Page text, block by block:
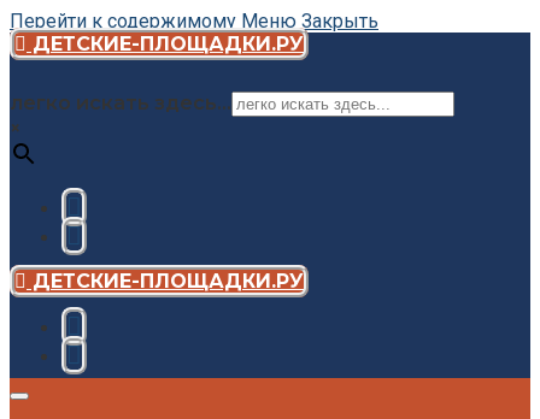
Перейти к содержимому Меню Закрыть
ДЕТСКИЕ-ПЛОЩАДКИ.РУ
легко искать здесь...
×
ДЕТСКИЕ-ПЛОЩАДКИ.РУ